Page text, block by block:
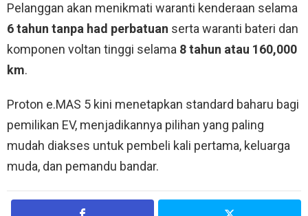
Pelanggan akan menikmati waranti kenderaan selama
6 tahun tanpa had perbatuan serta waranti bateri dan
komponen voltan tinggi selama 8 tahun atau 160,000
km.
Proton e.MAS 5 kini menetapkan standard baharu bagi
pemilikan EV, menjadikannya pilihan yang paling
mudah diakses untuk pembeli kali pertama, keluarga
muda, dan pemandu bandar.